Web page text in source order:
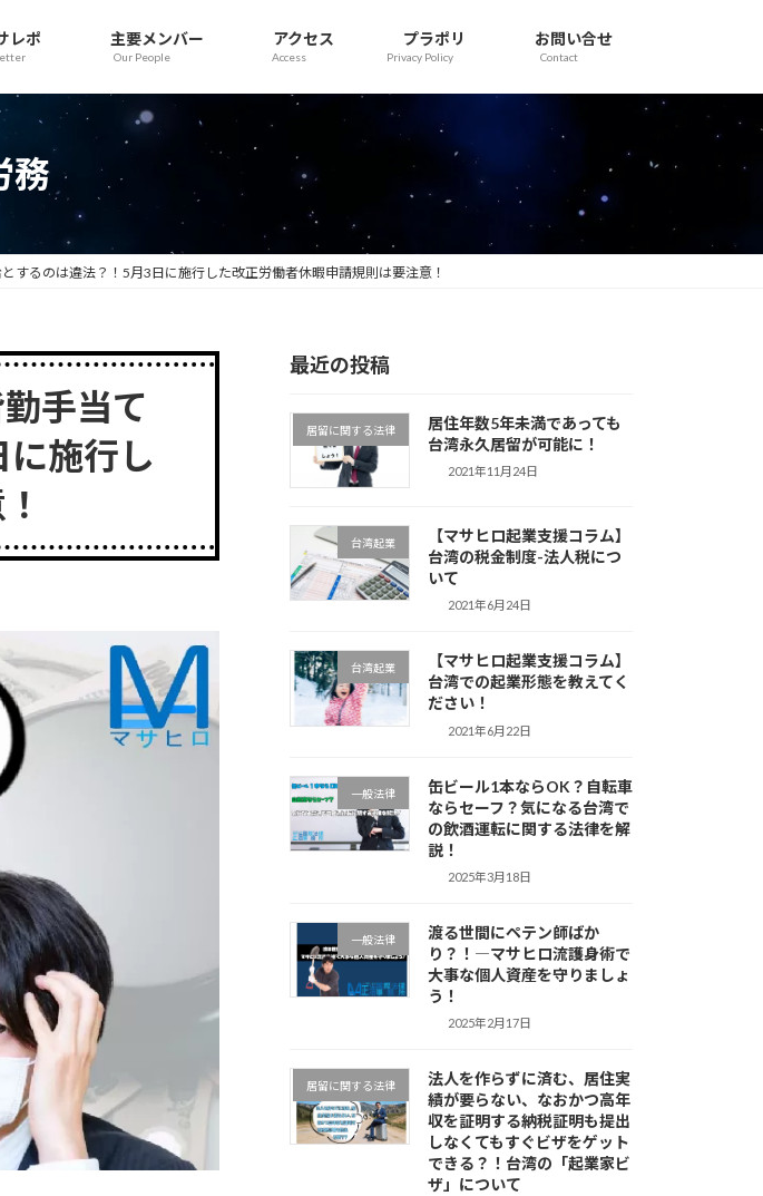
レポ 主要メンバー
Our People
アクセス
Access
プラポリ
Privacy Policy
お問い合せ
Contact
務
するのは違法？！5月3日に施行した改正労働者休暇申請規則は要注意！
手当て
施行し
最近の投稿
居留に関する法律
居住年数5年未満であっても
台湾永久居留が可能に！
2021年11月24日
台湾起業
【マサヒロ起業支援コラム】
台湾の税金制度-法人税につ
いて
2021年6月24日
台湾起業
【マサヒロ起業支援コラム】
台湾での起業形態を教えてく
ださい！
2021年6月22日
一般法律
缶ビール1本ならOK？自転車
ならセーフ？気になる台湾で
の飲酒運転に関する法律を解
説！
2025年3月18日
一般法律
渡る世間にペテン師ばか
り？！―マサヒロ流護身術で
大事な個人資産を守りましょ
う！
2025年2月17日
居留に関する法律
法人を作らずに済む、居住実
績が要らない、なおかつ高年
収を証明する納税証明も提出
しなくてもすぐビザをゲット
できる？！台湾の「起業家ビ
ザ」について